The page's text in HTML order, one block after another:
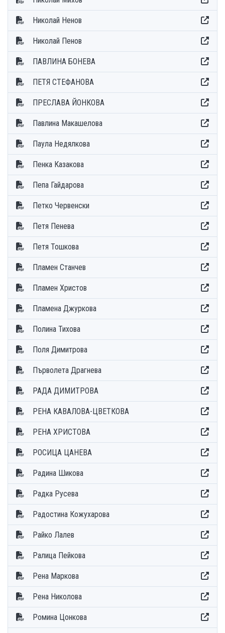
Николай Ненов
Николай Пенов
ПАВЛИНА БОНЕВА
ПЕТЯ СТЕФАНОВА
ПРЕСЛАВА ЙОНКОВА
Павлина Макашелова
Паула Недялкова
Пенка Казакова
Пепа Гайдарова
Петко Червенски
Петя Пенева
Петя Тошкова
Пламен Станчев
Пламен Христов
Пламена Джуркова
Полина Тихова
Поля Димитрова
Първолета Драгнева
РАДА ДИМИТРОВА
РЕНА КАВАЛОВА-ЦВЕТКОВА
РЕНА ХРИСТОВА
РОСИЦА ЦАНЕВА
Радина Шикова
Радка Русева
Радостина Кожухарова
Райко Лалев
Ралица Пейкова
Рена Маркова
Рена Николова
Ромина Цонкова